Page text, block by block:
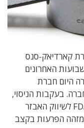
קארדיאק-סנס
האחרונים
היום חברת
ממניות החברה. בעקבות הניסוי,
החברה מתקרבת מאוד לקבלת אישור FDA לשיווק האבזר
הפרעות בקצב